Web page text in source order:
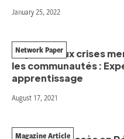
January 25, 2022
Réponse aux crises
les communautés :
apprentissage
Network Paper
August 17, 2021
Magazine Article